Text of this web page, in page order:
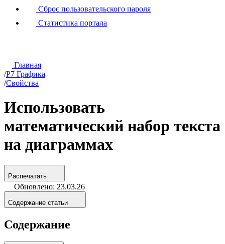
Сброс пользовательского пароля
Статистика портала
Главная
/Р7 Графика
/Свойства
Использовать
математический набор текста
на диаграммах
Распечатать
Обновлено: 23.03.26
Содержание статьи
Содержание